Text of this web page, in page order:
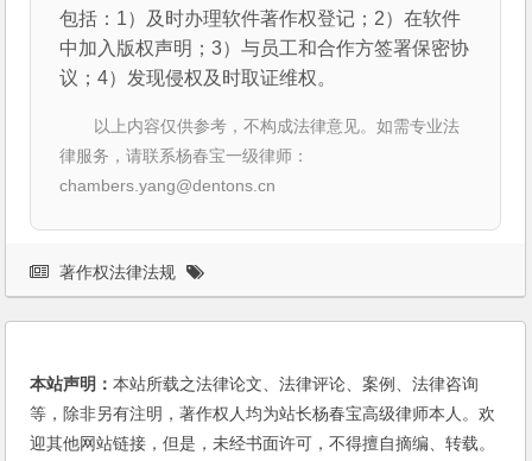
包括：1）及时办理软件著作权登记；2）在软件
中加入版权声明；3）与员工和合作方签署保密协
议；4）发现侵权及时取证维权。
以上内容仅供参考，不构成法律意见。如需专业法
律服务，请联系杨春宝一级律师：
chambers.yang@dentons.cn
著作权法律法规
本站声明：本站所载之法律论文、法律评论、案例、法律咨询
等，除非另有注明，著作权人均为站长杨春宝高级律师本人。欢
迎其他网站链接，但是，未经书面许可，不得擅自摘编、转载。